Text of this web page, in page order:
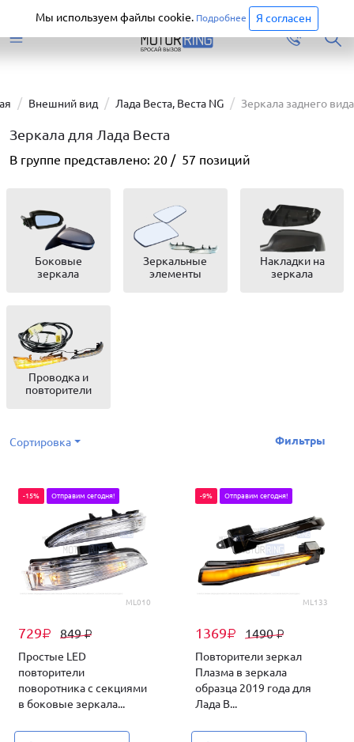
Перейти
Внешний вид Лада Веста, Веста NG Зеркала заднего вида
Зеркала для Лада Веста
В группе представлено: 20 / 57 позиций
Боковые
зеркала
Зеркальные
элементы
Накладки на
зеркала
Проводка и
повторители
Сортировка Фильтры
ML010
729₽ 849₽
-15% Отправим сегодня!
Простые LED
повторители
поворотника с секциями
в боковые зеркала...
ML133
1369₽ 1490₽
-9% Отправим сегодня!
Повторители зеркал
Плазма в зеркала
образца 2019 года для
Лада В...
Мы используем файлы cookie. Подробнее Я согласен